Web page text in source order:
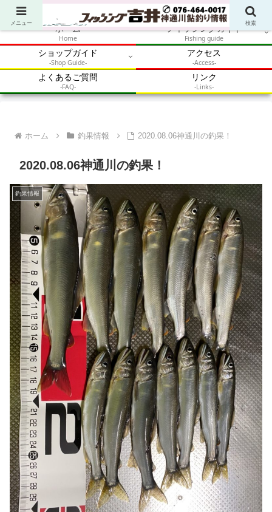
アウトドア・釣り・鮎・自然体験を加速させるメディア
ホーム
Home
フィッシングガイド
Fishing guide
ショップガイド
-Shop Guide-
アクセス
-Access-
よくあるご質問
-FAQ-
リンク
-Links-
ホーム 釣果情報 2020.08.06神通川の釣果！
2020.08.06神通川の釣果！
釣果情報
メニュー 検索